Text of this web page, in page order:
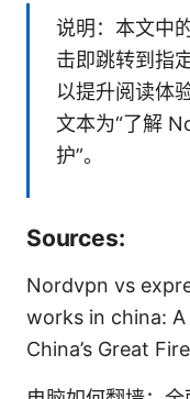
说明：本文中
击即跳转到指
以提升阅读体
文本为“了解
护”。
Sources:
Nordvpn vs
works in china:
China’s Great